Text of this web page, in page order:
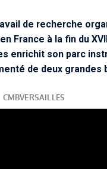
de recherche
France à la fin du
enrichit son parc
de deux